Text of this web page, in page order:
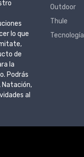
lo que
de
la
Podrás
Natación,
al
Outdoor
Thule
Tecnología